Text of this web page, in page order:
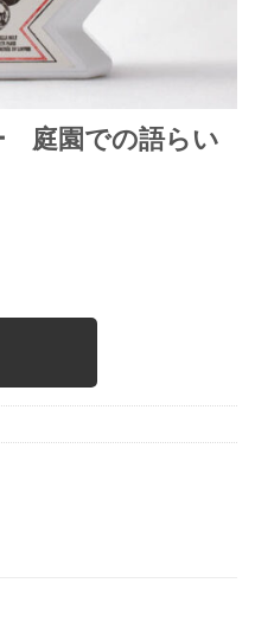
庭園での語らい